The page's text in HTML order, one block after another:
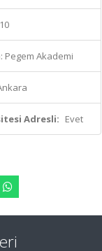
Pegem Akademi
Adresli: Evet